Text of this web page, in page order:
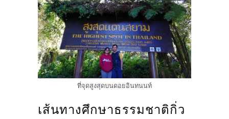
ที่จุดสูงสุดบนดอยอินทนนท์
เส้นทางศึกษาธรรมชาติกิ่ว